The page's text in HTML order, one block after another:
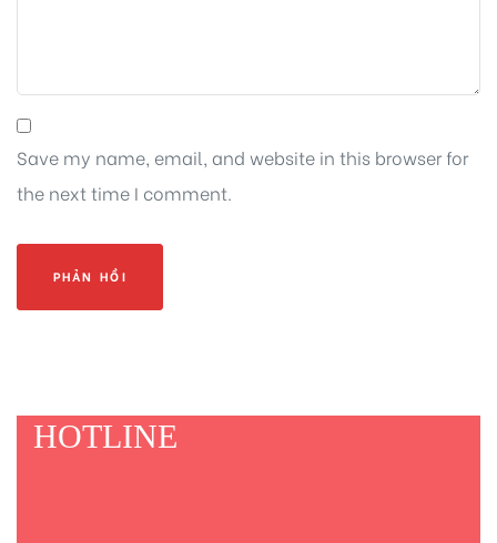
Save my name, email, and website in this browser for
the next time I comment.
HOTLINE